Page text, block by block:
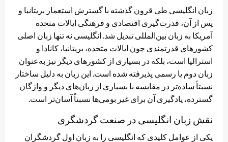
زبان انگلیسی طی قرون گذشته با گسترش استعمار بریتانیا و
پس از آن، قدرت‌گیری اقتصادی و فرهنگی ایالات متحده
آمریکا به زبان بین‌المللی تبدیل شد. انگلیسی نه تنها زبان اصلی
کشورهای قدرتمندی چون ایالات متحده، بریتانیا، کانادا و
استرالیا است، بلکه در بسیاری از کشورهای دیگر نیز به‌عنوان
زبان دوم یا رسمی پذیرفته شده است. این زبان به دلیل ساختار
نسبتاً ساده‌تر در مقایسه با بسیاری از زبان‌های دیگر و واژگان
گسترده، یادگیری آن برای غیر بومی‌ها نسبتاً آسان‌تر است.
نقش زبان انگلیسی در صنعت گردشگری
یکی از عوامل کلیدی که انگلیسی را به زبان اول گردشگران